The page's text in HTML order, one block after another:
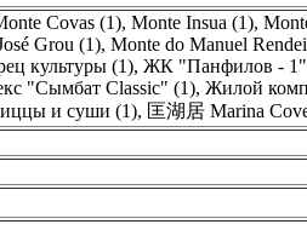
Covas (1), Monte Insua (1),
Grou (1), Monte do Manuel
культуры (1), ЖК "Панфилов -
"Сымбат Classic" (1), Жилой
и суши (1), 匡湖居 Marina